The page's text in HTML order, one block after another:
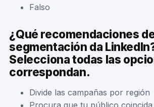
Falso
¿Qué recomendaciones
segmentación da
Selecciona todas las
correspondan.
Divide las campañas por región